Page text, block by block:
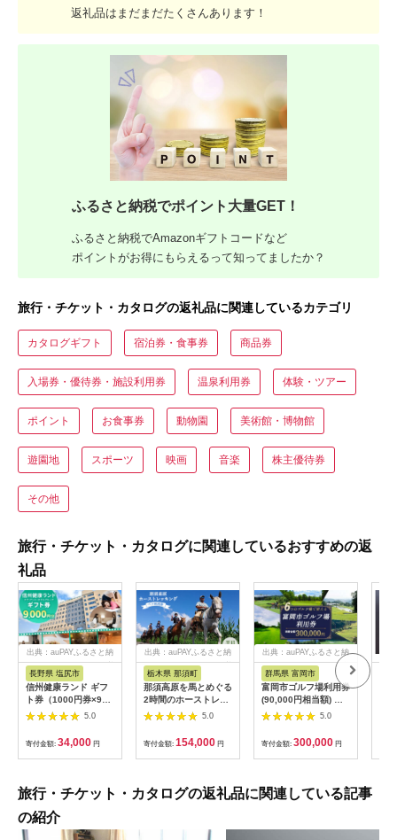
返礼品はまだまだたくさんあります！
ふるさと納税でポイント大量GET！
ふるさと納税でAmazonギフトコードなど
ポイントがお得にもらえるって知ってましたか？
旅行・チケット・カタログの返礼品に関連しているカテゴリ
カタログギフト 宿泊券・食事券 商品券
入場券・優待券・施設利用券 温泉利用券 体験・ツアー
ポイント お食事券 動物園 美術館・博物館
遊園地 スポーツ 映画 音楽 株主優待券
その他
旅行・チケット・カタログに関連しているおすすめの返
礼品
出典：auPAYふるさと納
税
長野県 塩尻市
信州健康ランド ギフ
ト券（1000円券×9
枚） | 信州健康ランド
サウナ 大浴場 ボディ
ケア リラクゼーショ
ン 施設 宿泊 家族連れ
長野県 塩尻市
5.0
寄付金額: 34,000 円
出典：auPAYふるさと納
税
栃木県 那須町
那須高原を馬とめぐる
2時間のホーストレッ
キング 外乗ペア利用
券【平日限定】チケッ
ト 利用券 ペア 体験
乗馬 初心者歓迎〔P-
100〕
5.0
寄付金額: 154,000 円
出典：auPAYふるさと納
群馬県 富岡市
富岡市ゴルフ場利用券
(90,000円相当額) ゴ
ルフ チケット 平日 土
日 祝日 プレー券 関東
群馬県 首都圏 F20E-
350
5.0
寄付金額: 300,000 円
旅行・チケット・カタログの返礼品に関連している記事
の紹介